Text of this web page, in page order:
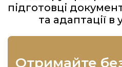
підготовці
та адаптації в
отримайте